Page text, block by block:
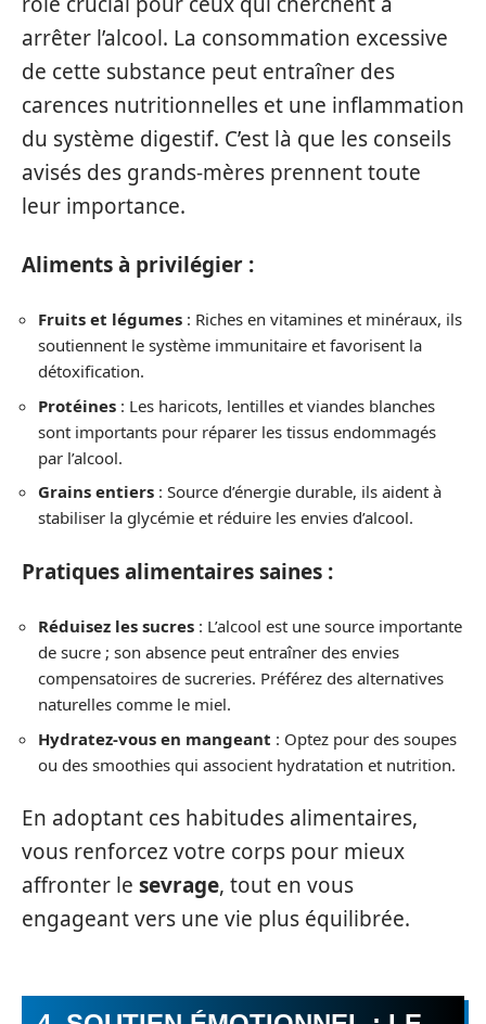
arrêter l’alcool. La consommation excessive
de cette substance peut entraîner des
carences nutritionnelles et une inflammation
du système digestif. C’est là que les conseils
avisés des grands-mères prennent toute
leur importance.
Aliments à privilégier :
Fruits et légumes : Riches en vitamines et minéraux, ils
soutiennent le système immunitaire et favorisent la
détoxification.
Protéines : Les haricots, lentilles et viandes blanches
sont importants pour réparer les tissus endommagés
par l’alcool.
Grains entiers : Source d’énergie durable, ils aident à
stabiliser la glycémie et réduire les envies d’alcool.
Pratiques alimentaires saines :
Réduisez les sucres : L’alcool est une source importante
de sucre ; son absence peut entraîner des envies
compensatoires de sucreries. Préférez des alternatives
naturelles comme le miel.
Hydratez-vous en mangeant : Optez pour des soupes
ou des smoothies qui associent hydratation et nutrition.
En adoptant ces habitudes alimentaires,
vous renforcez votre corps pour mieux
affronter le sevrage, tout en vous
engageant vers une vie plus équilibrée.